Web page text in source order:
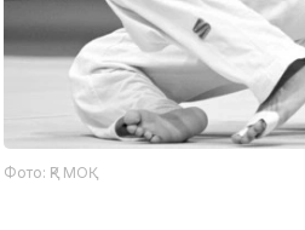
Фото: ҚР МОҚ